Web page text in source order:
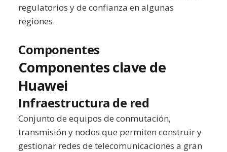
regulatorios y de confianza en algunas
regiones.
Componentes
Componentes clave de
Huawei
Infraestructura de red
Conjunto de equipos de conmutación,
transmisión y nodos que permiten construir y
gestionar redes de telecomunicaciones a gran